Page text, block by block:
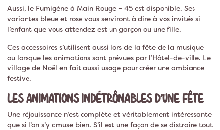
Aussi, le Fumigène à Main Rouge – 45 est disponible. Ses
variantes bleue et rose vous serviront à dire à vos invités si
l’enfant que vous attendez est un garçon ou une fille.
Ces accessoires s’utilisent aussi lors de la fête de la musique
ou lorsque les animations sont prévues par l’Hôtel-de-ville. Le
village de Noël en fait aussi usage pour créer une ambiance
festive.
LES ANIMATIONS INDÉTRÔNABLES D’UNE FÊTE
Une réjouissance n’est complète et véritablement intéressante
que si l’on s’y amuse bien. S’il est une façon de se distraire tout